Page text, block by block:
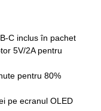
C inclus în pachet
5V/2A pentru
pentru 80%
pe ecranul OLED